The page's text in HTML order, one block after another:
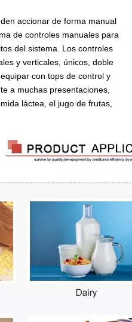
accionar de forma manual
de controles manuales para
del sistema. Los controles
y verticales, únicos, doble
con tops de control y
a muchas presentaciones,
láctea, el jugo de frutas,